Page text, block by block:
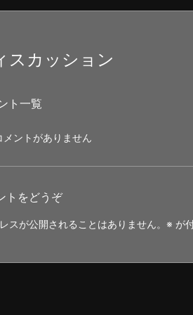
スカッション
ト一覧
メントがありません
トをどうぞ
スが公開されることはありません。 ※ が